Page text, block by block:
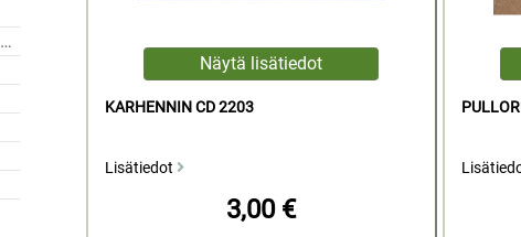
KARHENNIN CD 2203
Lisätiedot
3,00 €